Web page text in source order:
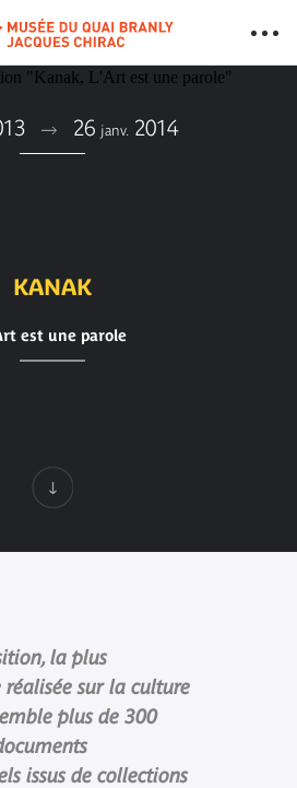
26 janv. 2014
KANAK
est une parole
la plus
sur la culture
plus de 300
issus de collections